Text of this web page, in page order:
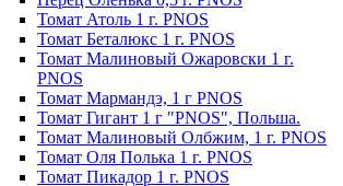
Томат Атоль 1 г. PNOS
Томат Беталюкс 1 г. PNOS
Томат Малиновый Ожаровски 1 г.
PNOS
Томат Мармандэ, 1 г PNOS
Томат Гигант 1 г "PNOS", Польша.
Томат Малиновый Олбжим, 1 г. PNOS
Томат Оля Полька 1 г. PNOS
Томат Пикадор 1 г. PNOS